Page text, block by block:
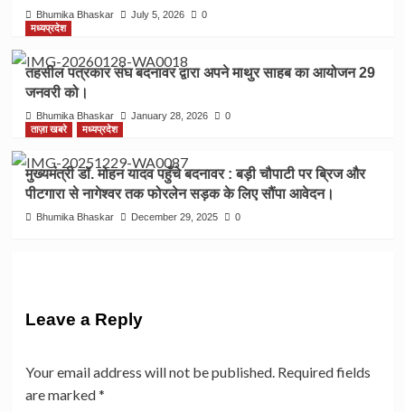
Bhumika Bhaskar July 5, 2026
0
मध्यप्रदेश
तहसील पत्रकार संघ बदनावर द्वारा अपने माथुर साहब का आयोजन 29
जनवरी को।
Bhumika Bhaskar January 28, 2026
0
ताज़ा खबरे
मध्यप्रदेश
मुख्यमंत्री डॉ. मोहन यादव पहुँचे बदनावर : बड़ी चौपाटी पर ब्रिज और
पीटगारा से नागेश्वर तक फोरलेन सड़क के लिए सौंपा आवेदन।
Bhumika Bhaskar December 29, 2025 0
Leave a Reply
Your email address will not be published. Required fields
are marked*